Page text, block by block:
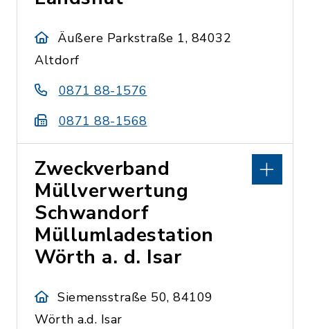
Äußere Parkstraße 1, 84032
Altdorf
0871 88-1576
0871 88-1568
Zweckverband
Müllverwertung
Schwandorf
Müllumladestation
Wörth a. d. Isar
Siemensstraße 50, 84109
Wörth a.d. Isar